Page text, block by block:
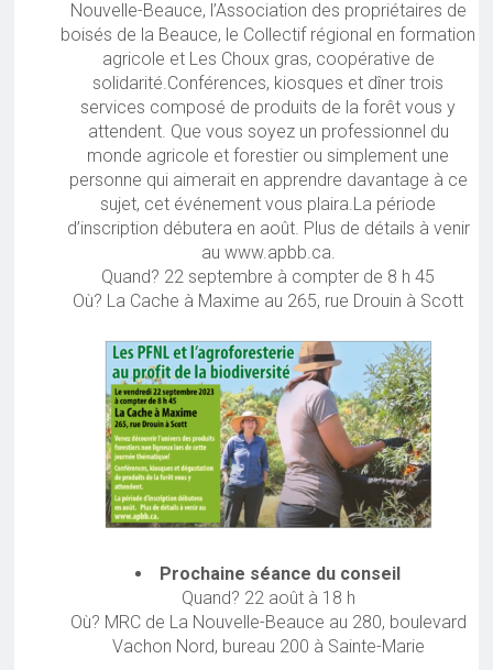
Nouvelle-Beauce, l’Association des propriétaires de
boisés de la Beauce, le Collectif régional en formation
agricole et Les Choux gras, coopérative de
solidarité.Conférences, kiosques et dîner trois
services composé de produits de la forêt vous y
attendent. Que vous soyez un professionnel du
monde agricole et forestier ou simplement une
personne qui aimerait en apprendre davantage à ce
sujet, cet événement vous plaira.La période
d’inscription débutera en août. Plus de détails à venir
au www.apbb.ca.
Quand? 22 septembre à compter de 8 h 45
Où? La Cache à Maxime au 265, rue Drouin à Scott
Prochaine séance du conseil
Quand? 22 août à 18 h
Où? MRC de La Nouvelle-Beauce au 280, boulevard
Vachon Nord, bureau 200 à Sainte-Marie